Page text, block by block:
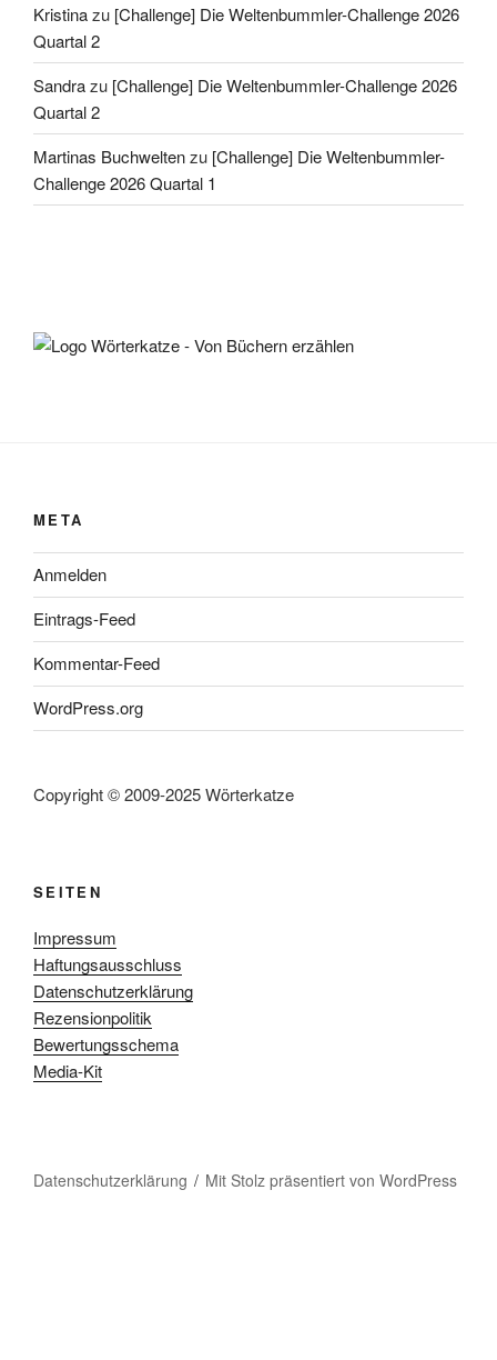
Kristinazu [Challenge] Die Weltenbummler-Challenge 2026
Quartal 2
Sandrazu [Challenge] Die Weltenbummler-Challenge 2026
Quartal 2
Martinas Buchweltenzu [Challenge] Die Weltenbummler-
Challenge 2026 Quartal 1
META
Anmelden
Eintrags-Feed
Kommentar-Feed
WordPress.org
Copyright © 2009-2025 Wörterkatze
SEITEN
Impressum
Haftungsausschluss
Datenschutzerklärung
Rezensionpolitik
Bewertungsschema
Media-Kit
Datenschutzerklärung Mit Stolz präsentiert von WordPress